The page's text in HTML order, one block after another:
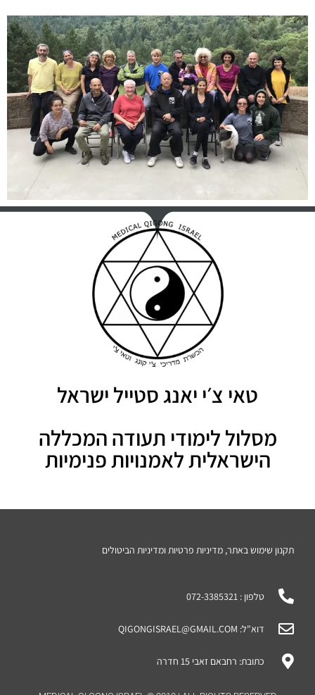
טאי צ׳י יאנג סטייל ישראל
מסלול לימודי תעודה המכללה
הישראלית לאמנויות פנימיות
תקנון שימוש באתר, מדיניות פרטיות ומדיניות הביטולים
טלפון : 072-3385321
דוא"ל: QIGONGISRAEL@GMAIL.COM
כתובת: רחבאם זאבי 15 חדרה